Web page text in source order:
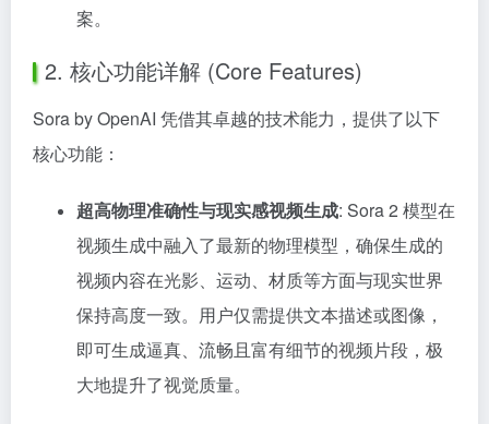
案。
2. 核心功能详解 (Core Features)
Sora by OpenAI 凭借其卓越的技术能力，提供了以下
核心功能：
超高物理准确性与现实感视频生成: Sora 2 模型在
视频生成中融入了最新的物理模型，确保生成的
视频内容在光影、运动、材质等方面与现实世界
保持高度一致。用户仅需提供文本描述或图像，
即可生成逼真、流畅且富有细节的视频片段，极
大地提升了视觉质量。